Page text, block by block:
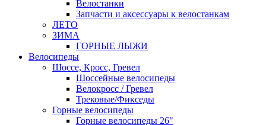
Велостанки
Запчасти и аксессуары к велостанкам
ЛЕТО
ЗИМА
ГОРНЫЕ ЛЫЖИ
Велосипеды
Шоссе, Кросс, Гревел
Шоссейные велосипеды
Велокросс / Гревел
Трековые/Фикседы
Горные велосипеды
Горные велосипеды 26"